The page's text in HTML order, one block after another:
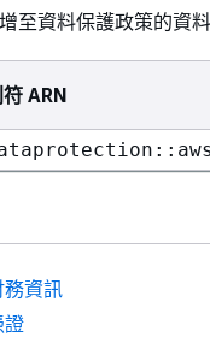
至資料保護政策的資
ARN
務資訊
證